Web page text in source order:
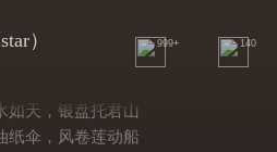
） 999+ 140
如天，银盘托君山
纸伞，风卷莲动船